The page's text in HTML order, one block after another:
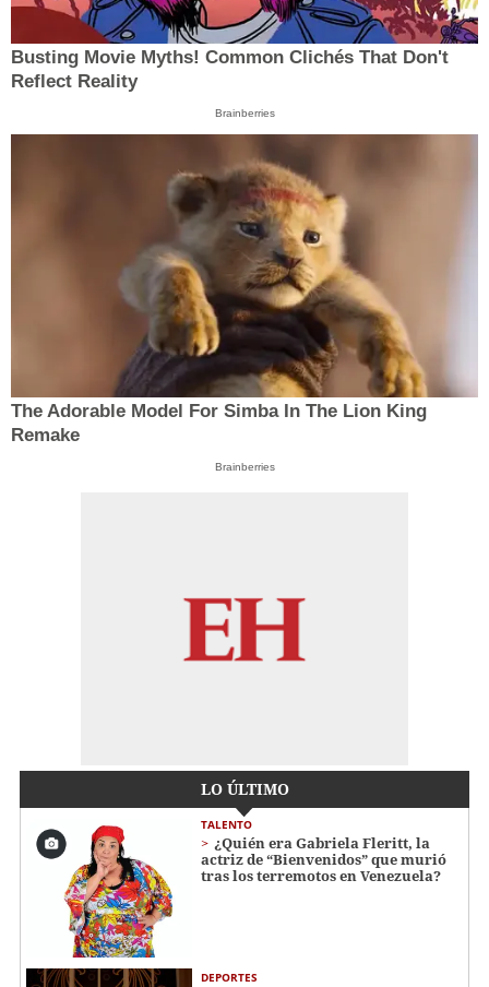
Busting Movie Myths! Common Clichés That Don't
Reflect Reality
Brainberries
The Adorable Model For Simba In The Lion King
Remake
Brainberries
LO ÚLTIMO
TALENTO
¿Quién era Gabriela Fleritt, la
actriz de “Bienvenidos” que murió
tras los terremotos en Venezuela?
DEPORTES